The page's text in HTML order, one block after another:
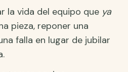
la vida del equipo que ya
pieza, reponer una
falla en lugar de jubilar